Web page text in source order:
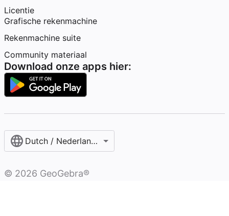
Licentie
Grafische rekenmachine
Rekenmachine suite
Community materiaal
Download onze apps hier:
Dutch / Nederlands‎ (België)‎
© 2026 GeoGebra®